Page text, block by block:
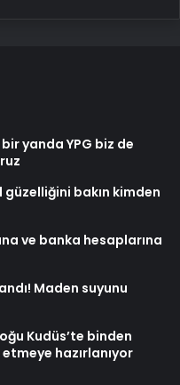
yanda YPG biz de
bakın kimden
ve banka hesaplarına
Maden suyunu
Kudüs’te binden
hazırlanıyor